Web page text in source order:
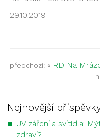
29.10.2019
předchozí: « RD Na
Nejnovější
UV záření a svítidla:
zdraví?